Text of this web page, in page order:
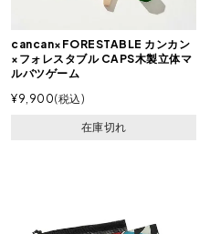
cancan×FORESTABLE カンカン
×フォレスタブル CAPS木製立体マ
ルバツゲーム
¥9,900 税込
在庫切れ